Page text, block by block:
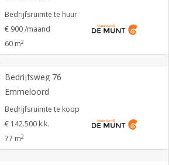
Bedrijfsruimte te huur
€ 900 /maand
60 m2
Bedrijfsweg 76
Emmeloord
Bedrijfsruimte te koop
€ 142.500 k.k.
77 m2